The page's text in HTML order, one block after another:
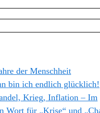
der Menschheit
bin ich endlich glücklich!
Krieg, Inflation – Im
Wort für „Krise“ und